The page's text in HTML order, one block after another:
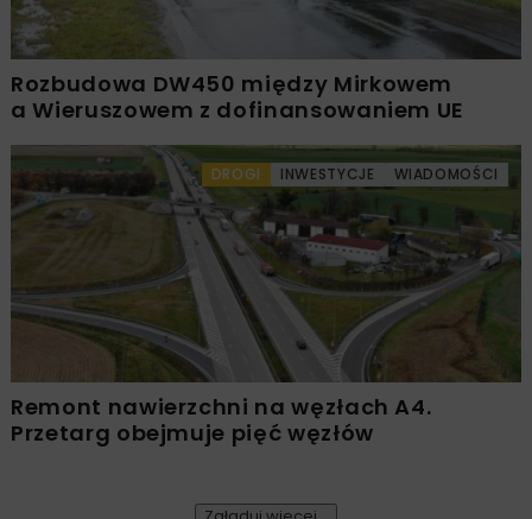
Rozbudowa DW450 między Mirkowem
a Wieruszowem z dofinansowaniem UE
DROGI INWESTYCJE WIADOMOŚCI
Remont nawierzchni na węzłach A4.
Przetarg obejmuje pięć węzłów